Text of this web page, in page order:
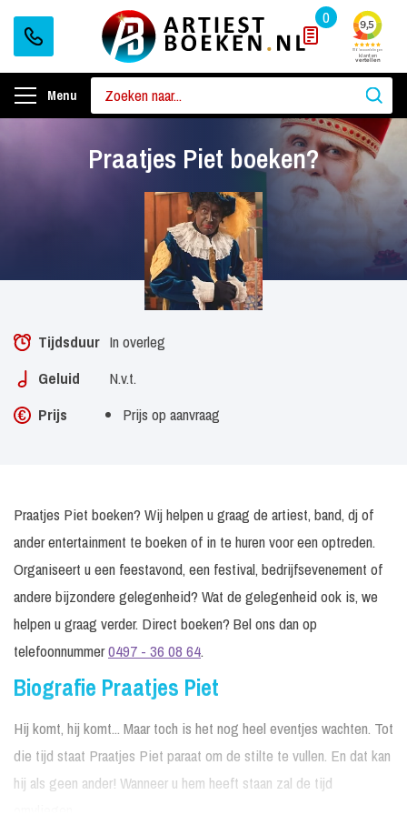
0
Menu
Praatjes Piet boeken?
Tijdsduur In overleg
Geluid
N.v.t.
Prijs
Prijs op aanvraag
Praatjes Piet boeken? Wij helpen u graag de artiest, band, dj of
ander entertainment te boeken of in te huren voor een optreden.
Organiseert u een feestavond, een festival, bedrijfsevenement of
andere bijzondere gelegenheid? Wat de gelegenheid ook is, we
helpen u graag verder. Direct boeken? Bel ons dan op
telefoonnummer0497 - 36 08 64.
Biografie Praatjes Piet
Hij komt, hij komt... Maar toch is het nog heel eventjes wachten. Tot
die tijd staat Praatjes Piet paraat om de stilte te vullen. En dat kan
hij als geen ander! Wanneer u hem heeft staan zal de tijd